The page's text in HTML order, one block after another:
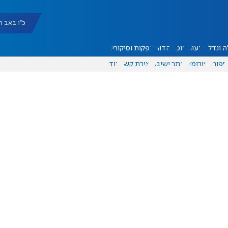
כ"ו באב
ונדל"ן דעות אוכל יהדות הפקות וסיקורים
ספורט פורומים אתר ישיבה יצירת קשר עוד